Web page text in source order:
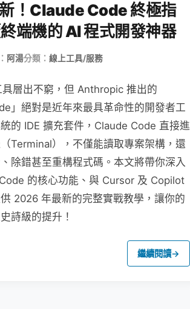
！Claude Code 終極指
端機的 AI 程式開發神器
阿湯分類： 線上工具/服務
層出不窮，但 Anthropic 推出的
」絕對是近年來最具革命性的開發者工
的 IDE 擴充套件，Claude Code 直接進
Terminal），不僅能讀取專案架構，還
除錯甚至重構程式碼。本文將帶你深入
的核心功能、與 Cursor 及 Copilot
2026 年最新的完整實戰教學，讓你的
詩級的提升！
繼續閱讀→